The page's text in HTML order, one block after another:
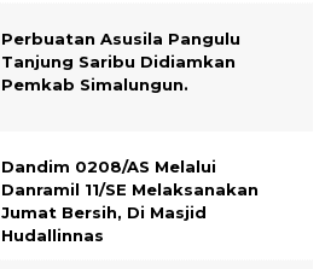
Perbuatan Asusila Pangulu
Tanjung Saribu Didiamkan
Pemkab Simalungun.
Dandim 0208/AS Melalui
Danramil 11/SE Melaksanakan
Jumat Bersih, Di Masjid
Hudallinnas